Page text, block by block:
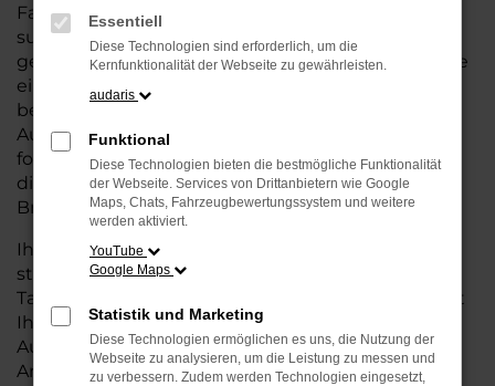
Fahrzeug zu einem besonders attraktiven Preis
suchen. Als Neuwagen mit nur wenigen
gefahrenen Kilometern bietet er Ihnen alle Vorteile
eines neuen Fahrzeugs, jedoch zu deutlich
besseren Konditionen. Mit seiner modernen
Ausstattung, der hohen Effizienz und den
fortschrittlichen Sicherheitsfeatures ist der Taigo
die ideale Lösung für den Stadtverkehr für
Bremervörde und längere Ausflüge ins Umland.
Ihr VW Autohaus in der Nähe von Bremervörde
steht Ihnen mit einer breiten Auswahl an
Tageszulassungen zur Verfügung. Unser Team hilft
Ihnen, den Taigo in der passenden
Ausstattungsvariante zu finden, der Ihre
Anforderungen und Wünsche erfüllt.
Essentiell
Diese Technologien sind erforderlich, um die
Kernfunktionalität der Webseite zu gewährleisten.
audaris
Funktional
Diese Technologien bieten die bestmögliche Funktionalität
der Webseite. Services von Drittanbietern wie Google
Maps, Chats, Fahrzeugbewertungssystem und weitere
werden aktiviert.
YouTube
Google Maps
Statistik und Marketing
Diese Technologien ermöglichen es uns, die Nutzung der
Webseite zu analysieren, um die Leistung zu messen und
zu verbessern. Zudem werden Technologien eingesetzt,